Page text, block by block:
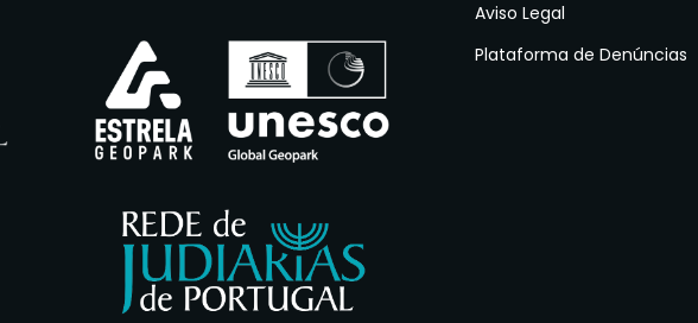
Aviso Legal
Plataforma de Denúncias